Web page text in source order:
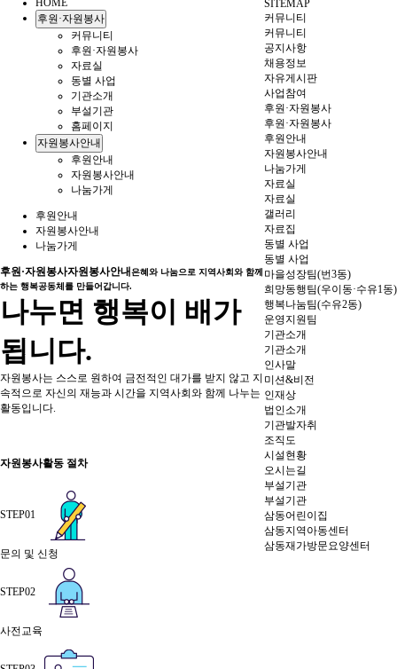
SITEMAP
커뮤니티
커뮤니티
공지사항
채용정보
자유게시판
사업참여
후원·자원봉사
후원·자원봉사
후원안내
자원봉사안내
나눔가게
자료실
자료실
갤러리
자료집
동별 사업
동별 사업
마을성장팀(번3동)
희망동행팀(우이동·수유1동)
행복나눔팀(수유2동)
운영지원팀
기관소개
기관소개
인사말
미션&비전
인재상
법인소개
기관발자취
조직도
시설현황
오시는길
부설기관
부설기관
삼동어린이집
삼동지역아동센터
삼동재가방문요양센터
HOME
후원·자원봉사
커뮤니티
후원·자원봉사
자료실
동별 사업
기관소개
부설기관
홈페이지
자원봉사안내
후원안내
자원봉사안내
나눔가게
후원안내
자원봉사안내
나눔가게
후원·자원봉사자원봉사안내은혜와 나눔으로 지역사회와 함께
하는 행복공동체를 만들어갑니다.
나누면 행복이 배가
됩니다.
자원봉사는 스스로 원하여 금전적인 대가를 받지 않고 지
속적으로 자신의 재능과 시간을 지역사회와 함께 나누는
활동입니다.
자원봉사활동 절차
STEP01
문의 및 신청
STEP02
사전교육